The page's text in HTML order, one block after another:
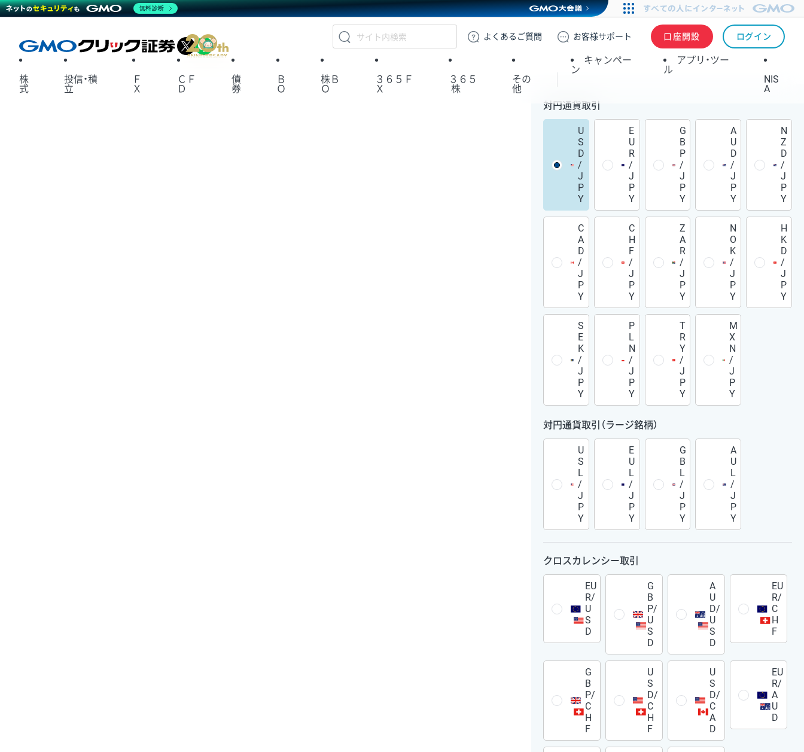
GMOクリック証券
よくある ご質問 お客様サポート 口座開設 ログイン
X
株
式
投信・積
立
Ｆ
Ｘ
ＣＦ
Ｄ
債
券
Ｂ
Ｏ
株Ｂ
Ｏ
３６５Ｆ
Ｘ
３６５
株
その
他
キャンペー
ン
アプリ・ツー
ル
NIS
A
対円通貨取引
U
S
D
/
J
P
Y
E
U
R
/
J
P
Y
G
B
P
/
J
P
Y
A
U
D
/
J
P
Y
N
Z
D
/
J
P
Y
C
A
D
/
J
P
Y
C
H
F
/
J
P
Y
Z
A
R
/
J
P
Y
N
O
K
/
J
P
Y
H
K
D
/
J
P
Y
S
E
K
/
J
P
Y
P
L
N
/
J
P
Y
T
R
Y
/
J
P
Y
M
X
N
/
J
P
Y
対円通貨取引（ラージ銘柄）
U
S
L
/
J
P
Y
E
U
L
/
J
P
Y
G
B
L
/
J
P
Y
A
U
L
/
J
P
Y
クロスカレンシー取引
EU
R/
U
S
D
G
B
P/
U
S
D
A
U
D/
U
S
D
EU
R/
C
H
F
G
B
P/
C
H
F
U
S
D/
C
H
F
U
S
D/
C
A
D
EU
R/
A
U
D
無料診断